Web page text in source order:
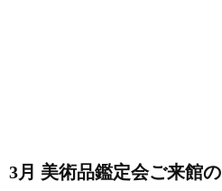
3月 美術品鑑定会ご来館